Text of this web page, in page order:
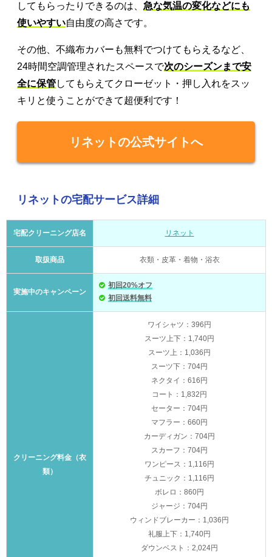
してもらったりできるのは、 急な気温の変化などにも
使いやすい自由度の高さです。
その他、不織布カバーも無料でつけてもらえるなど、
24時間空調管理されたスペースで次のシーズンまで安
全に保管してもらえてクローゼット・押し入れをスッ
キリと使うことができて超便利です！
リネットの公式サイトへ
リネットの宅配サービス詳細
宅配クリーニング店名 リネット
取扱商品 衣類・皮革・着物・浴衣
実施中のキャンペーン
初回20%オフ
初回送料無料
クリーニング料金（衣
類）
ワイシャツ：396円
スーツ上下：1,740円
スーツ上：1,036円
スーツ下：704円
ネクタイ：616円
コート：1,832円
セーター：704円
マフラー：660円
カーディガン：704円
スカーフ：704円
ワンピース：1,116円
チュニック：1,116円
ボレロ：860円
ジャージ：704円
ウィンドブレーカー：1,036円
礼服上下：1,740円
ダウンベスト：2,024円